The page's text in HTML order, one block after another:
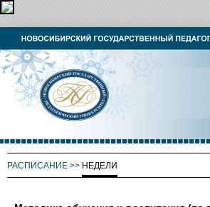
РАСПИСАНИЕ >> НЕДЕЛИ